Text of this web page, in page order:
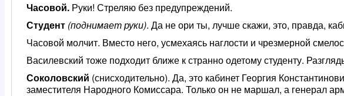
Часовой. Руки! Стреляю без предупреждений.
Студент (поднимает руки). Да не ори ты, лучше скажи, это, правда,
Часовой молчит. Вместо него, усмехаясь наглости и чрезмерной
Василевский тоже подходит ближе к странно одетому студенту.
Соколовский (снисходительно). Да, это кабинет Георгия
заместителя Народного Комиссара. Только он не маршал, а генерал